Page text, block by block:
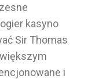
kasyno
Sir Thomas
i